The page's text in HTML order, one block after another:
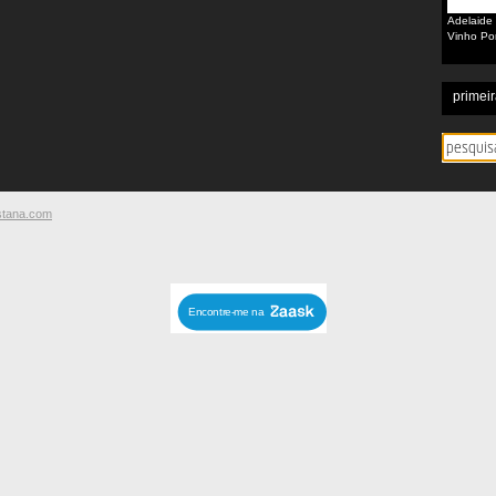
Adelaide
Vinho